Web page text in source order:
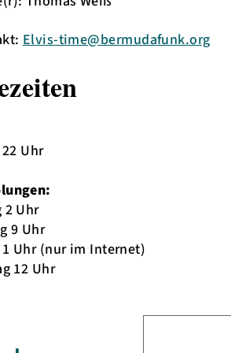
Elvis-time@bermudafunk.org
Uhr
2 Uhr
9 Uhr
Uhr (nur im Internet)
12 Uhr